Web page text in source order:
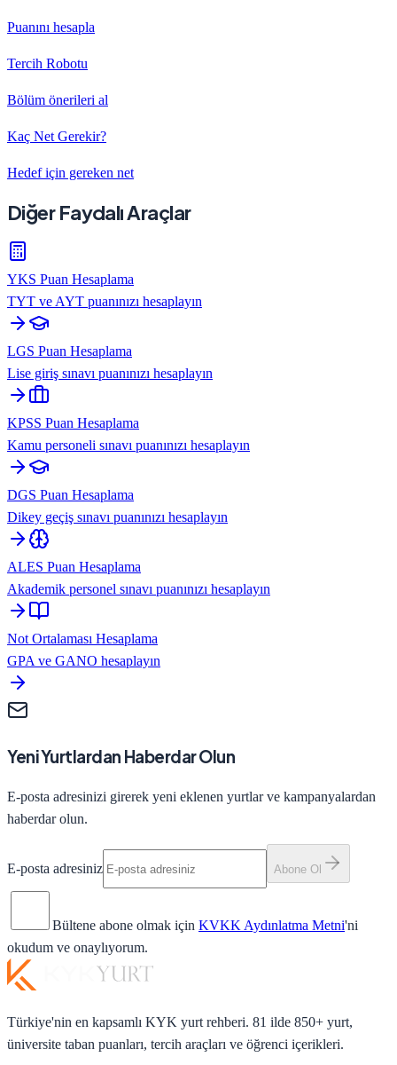
Puanını hesapla
Tercih Robotu
Bölüm önerileri al
Kaç Net Gerekir?
Hedef için gereken net
Diğer Faydalı Araçlar
YKS Puan Hesaplama
TYT ve AYT puanınızı hesaplayın
LGS Puan Hesaplama
Lise giriş sınavı puanınızı hesaplayın
KPSS Puan Hesaplama
Kamu personeli sınavı puanınızı hesaplayın
DGS Puan Hesaplama
Dikey geçiş sınavı puanınızı hesaplayın
ALES Puan Hesaplama
Akademik personel sınavı puanınızı hesaplayın
Not Ortalaması Hesaplama
GPA ve GANO hesaplayın
Yeni Yurtlardan Haberdar Olun
E-posta adresinizi girerek yeni eklenen yurtlar ve kampanyalardan
haberdar olun.
E-posta adresiniz Abone Ol
Bültene abone olmak için KVKK Aydınlatma Metni'ni
okudum ve onaylıyorum.
Türkiye'nin en kapsamlı KYK yurt rehberi. 81 ilde 850+ yurt,
üniversite taban puanları, tercih araçları ve öğrenci içerikleri.